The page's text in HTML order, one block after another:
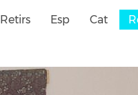
Retirs Esp Cat